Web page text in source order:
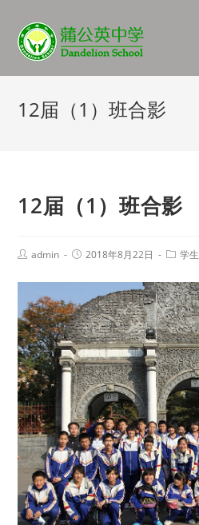
12届（1）班合影
12届（1）班合影
admin 2018年8月22日 学生